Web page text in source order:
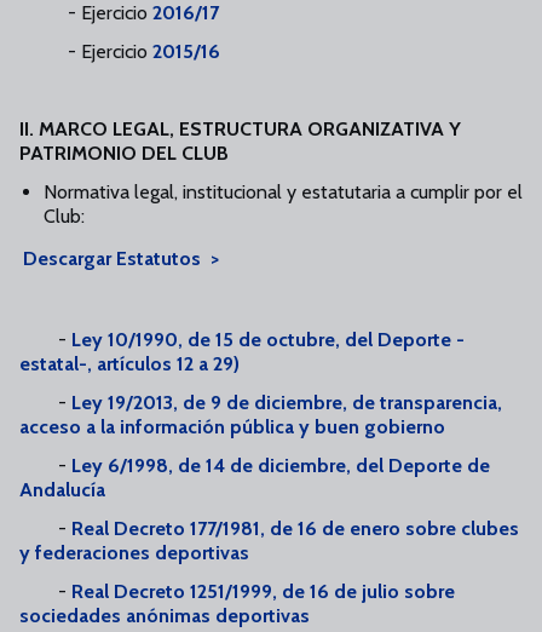
- Ejercicio 2016/17
- Ejercicio 2015/16
II. MARCO LEGAL, ESTRUCTURA ORGANIZATIVA Y
PATRIMONIO DEL CLUB
Normativa legal, institucional y estatutaria a cumplir por el
Club:
Descargar Estatutos >
- Ley 10/1990, de 15 de octubre, del Deporte -
estatal-, artículos 12 a 29)
- Ley 19/2013, de 9 de diciembre, de transparencia,
acceso a la información pública y buen gobierno
- Ley 6/1998, de 14 de diciembre, del Deporte de
Andalucía
- Real Decreto 177/1981, de 16 de enero sobre clubes
y federaciones deportivas
- Real Decreto 1251/1999, de 16 de julio sobre
sociedades anónimas deportivas